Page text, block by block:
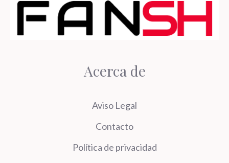
Acerca de
Aviso Legal
Contacto
Política de privacidad